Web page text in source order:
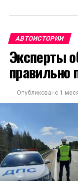
АВТОИСТОРИИ
Эксперты
правильно
Опубликовано 1